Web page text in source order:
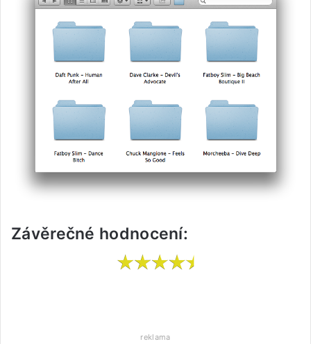
Závěrečné hodnocení:
reklama